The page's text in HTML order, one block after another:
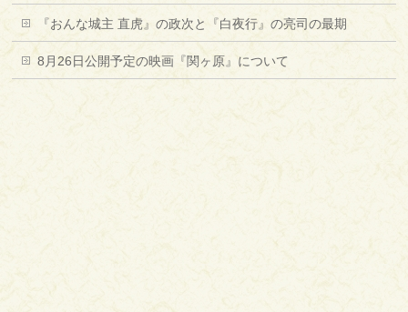
『おんな城主 直虎』の政次と『白夜行』の亮司の最期
8月26日公開予定の映画『関ヶ原』について